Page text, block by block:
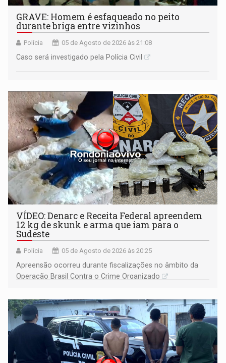
GRAVE: Homem é esfaqueado no peito
durante briga entre vizinhos
Polícia 05 de Agosto de 2026 às 21:08
Caso será investigado pela Polícia Civil
VÍDEO: Denarc e Receita Federal apreendem
12 kg de skunk e arma que iam para o
Sudeste
Polícia 05 de Agosto de 2026 às 20:25
Apreensão ocorreu durante fiscalizações no âmbito da
Operação Brasil Contra o Crime Organizado